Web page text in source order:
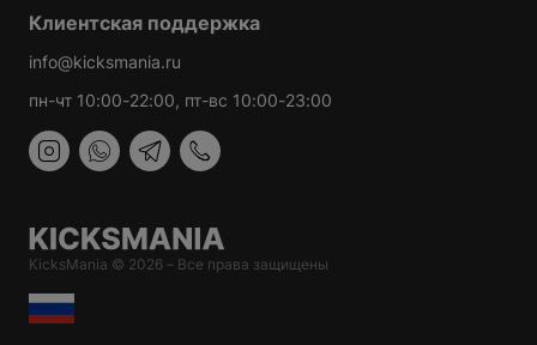
Клиентская поддержка
info@kicksmania.ru
пн-чт 10:00-22:00, пт-вс 10:00-23:00
KicksMania © 2026 – Все права защищены